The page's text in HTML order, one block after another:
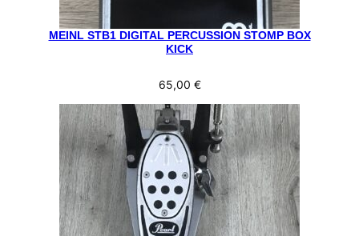
MEINL STB1 DIGITAL PERCUSSION STOMP BOX
KICK
65,00 €